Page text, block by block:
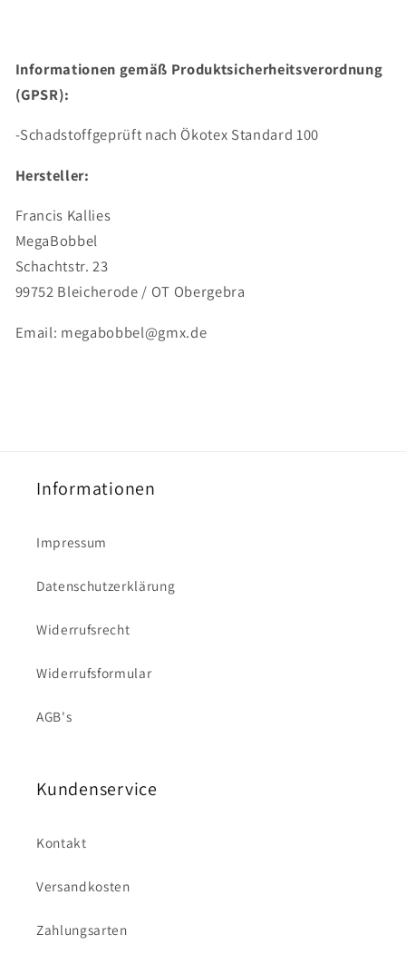
Informationen gemäß Produktsicherheitsverordnung
(GPSR):
-Schadstoffgeprüft nach Ökotex Standard 100
Hersteller:
Francis Kallies
MegaBobbel
Schachtstr. 23
99752 Bleicherode / OT Obergebra
Email: megabobbel@gmx.de
Informationen
Impressum
Datenschutzerklärung
Widerrufsrecht
Widerrufsformular
AGB's
Kundenservice
Kontakt
Versandkosten
Zahlungsarten